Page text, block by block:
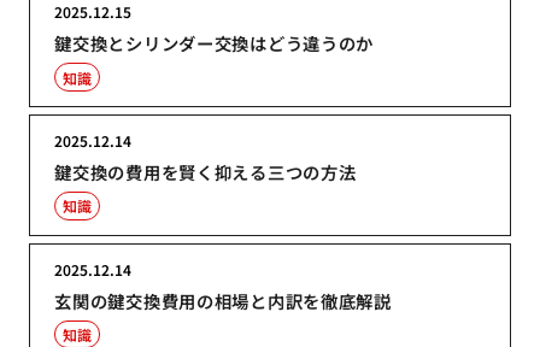
鍵交換とシリンダー交換はどう違うのか
2025.12.15
知識
鍵交換の費用を賢く抑える三つの方法
2025.12.14
知識
玄関の鍵交換費用の相場と内訳を徹底解説
2025.12.14
知識